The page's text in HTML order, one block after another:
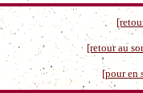
[retour au
[pour en